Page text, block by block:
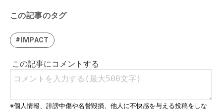
この記事のタグ
#IMPACT